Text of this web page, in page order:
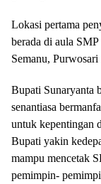
Lokasi pertama
berada di aula
Semanu,
Bupati Sunaryanta
senantiasa
untuk kepentingan
Bupati yakin
mampu mencetak
pemimpin-